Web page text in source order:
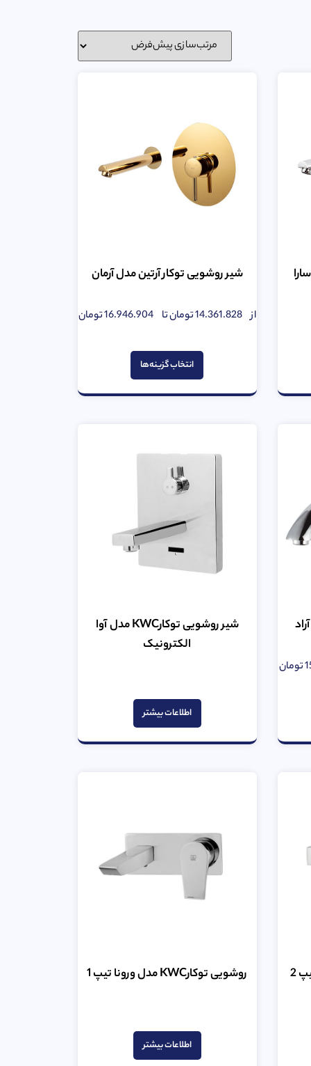
شیر روشویی توکار آرتین مدل آرمان
امتیاز
از 14.361.828تومانتا 16.946.904تومان
انتخاب گزینه‌ها
تومان
شیر روشویی توکارKWC مدل آوا
الکترونیک
0
از
5اطلاعات بیشتر
روشویی توکارKWC مدل ورونا تیپ 1
5اطلاعات بیشتر